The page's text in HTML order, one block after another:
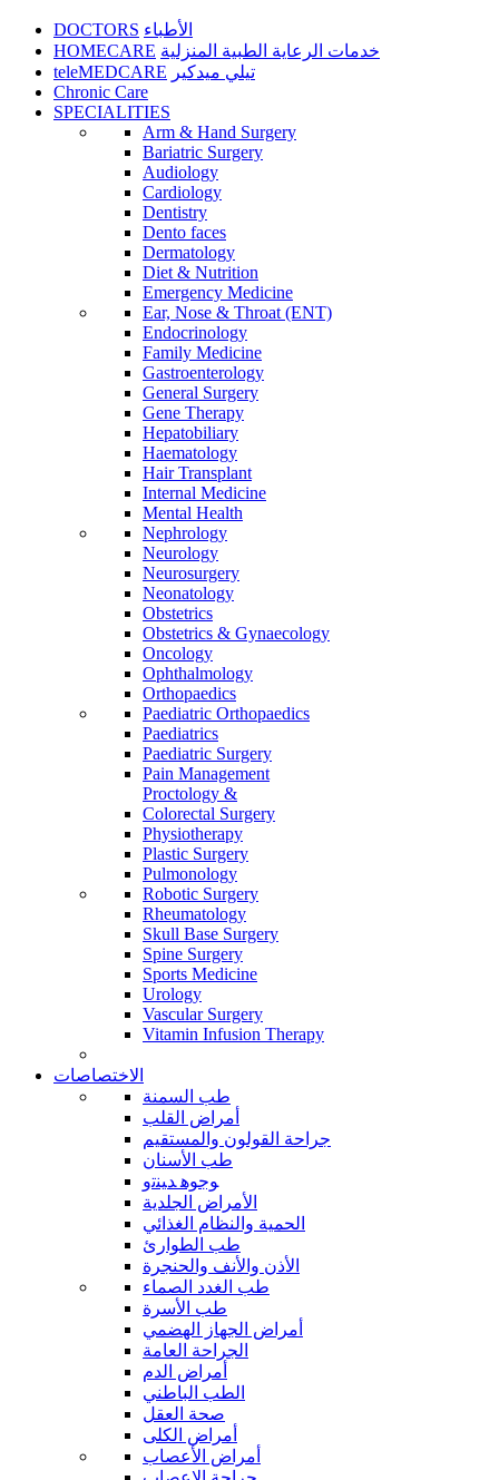
DOCTORS الأطباء
HOMECARE خدمات الرعاية الطبية المنزلية
teleMEDCARE تيلي ميدكير
Chronic Care
SPECIALITIES
Arm & Hand Surgery
Bariatric Surgery
Audiology
Cardiology
Dentistry
Dento faces
Dermatology
Diet & Nutrition
Emergency Medicine
Ear, Nose & Throat (ENT)
Endocrinology
Family Medicine
Gastroenterology
General Surgery
Gene Therapy
Hepatobiliary
Haematology
Hair Transplant
Internal Medicine
Mental Health
Nephrology
Neurology
Neurosurgery
Neonatology
Obstetrics
Obstetrics & Gynaecology
Oncology
Ophthalmology
Orthopaedics
Paediatric Orthopaedics
Paediatrics
Paediatric Surgery
Pain Management
Proctology &
Colorectal Surgery
Physiotherapy
Plastic Surgery
Pulmonology
Robotic Surgery
Rheumatology
Skull Base Surgery
Spine Surgery
Sports Medicine
Urology
Vascular Surgery
Vitamin Infusion Therapy
الاختصاصات
طب السمنة
أمراض القلب
جراحة القولون والمستقيم
طب الأسنان
ﻮﺟﻮﻫ ﺪﻴﻨﺗﻭ
الأمراض الجلدية
الحمية والنظام الغذائي
طب الطوارئ
الأذن والأنف والحنجرة
طب الغدد الصماء
طب الأسرة
أمراض الجهاز الهضمي
الجراحة العامة
أمراض الدم
الطب الباطني
صحة العقل
أمراض الكلى
أمراض الأعصاب